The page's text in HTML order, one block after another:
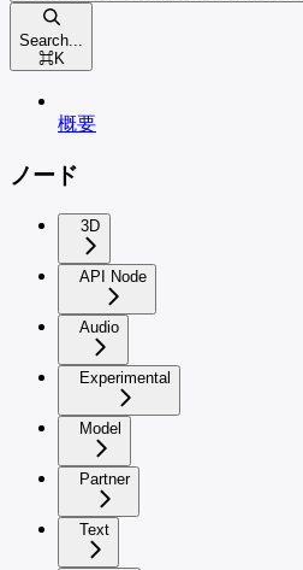
Search...
⌘K
概要
ノード
3D
API Node
Audio
Experimental
Model
Partner
Text